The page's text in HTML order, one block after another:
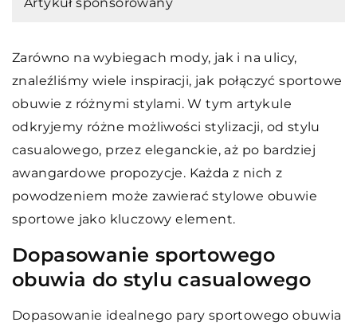
Artykuł sponsorowany
Zarówno na wybiegach mody, jak i na ulicy,
znaleźliśmy wiele inspiracji, jak połączyć sportowe
obuwie z różnymi stylami. W tym artykule
odkryjemy różne możliwości stylizacji, od stylu
casualowego, przez eleganckie, aż po bardziej
awangardowe propozycje. Każda z nich z
powodzeniem może zawierać stylowe obuwie
sportowe jako kluczowy element.
Dopasowanie sportowego
obuwia do stylu casualowego
Dopasowanie idealnego pary sportowego obuwia